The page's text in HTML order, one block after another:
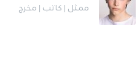
ممثل | كاتب | مخرج